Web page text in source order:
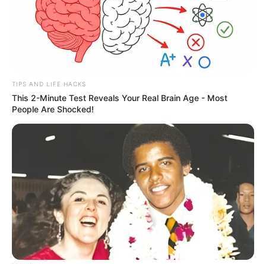
TIPS AND LIFE HACKS
This 2-Minute Test Reveals Your Real Brain Age - Most
People Are Shocked!